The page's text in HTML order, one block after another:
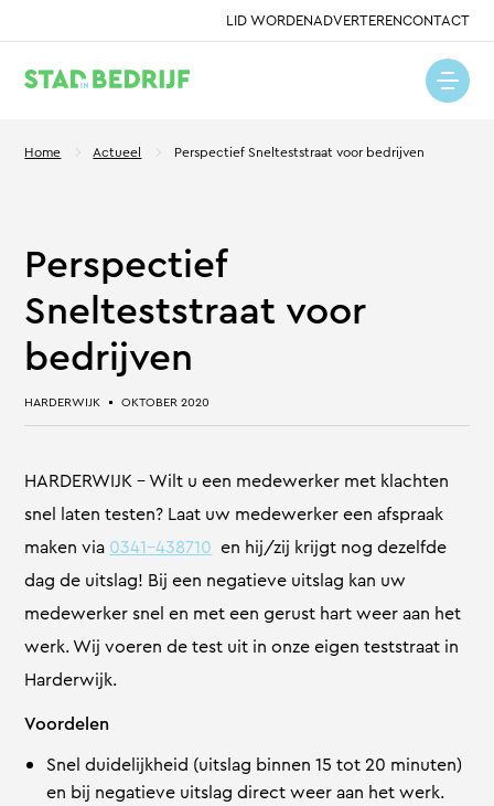
LID WORDENADVERTERENCONTACT
Home Actueel Perspectief Snelteststraat voor bedrijven
Perspectief
Snelteststraat voor
bedrijven
HARDERWIJK OKTOBER 2020
HARDERWIJK – Wilt u een medewerker met klachten
snel laten testen? Laat uw medewerker een afspraak
maken via 0341-438710 en hij/zij krijgt nog dezelfde
dag de uitslag! Bij een negatieve uitslag kan uw
medewerker snel en met een gerust hart weer aan het
werk. Wij voeren de test uit in onze eigen teststraat in
Harderwijk.
Voordelen
Snel duidelijkheid (uitslag binnen 15 tot 20 minuten)
en bij negatieve uitslag direct weer aan het werk.